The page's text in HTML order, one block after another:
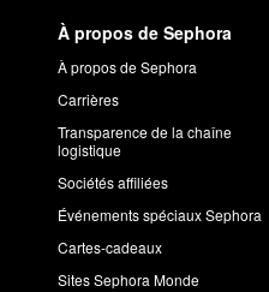
À propos de Sephora
À propos de Sephora
Carrières
Transparence de la chaîne
logistique
Sociétés affiliées
Événements spéciaux Sephora
Cartes-cadeaux
Sites Sephora Monde